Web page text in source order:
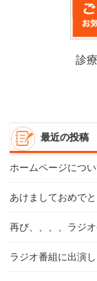
診
最近の投稿
ホームページにつ
あけましておめでと
再び、、、、ラジ
ラジオ番組に出演し